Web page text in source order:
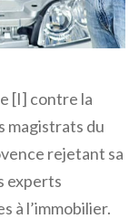
[I] contre la
magistrats du
rejetant sa
experts
à l’immobilier.